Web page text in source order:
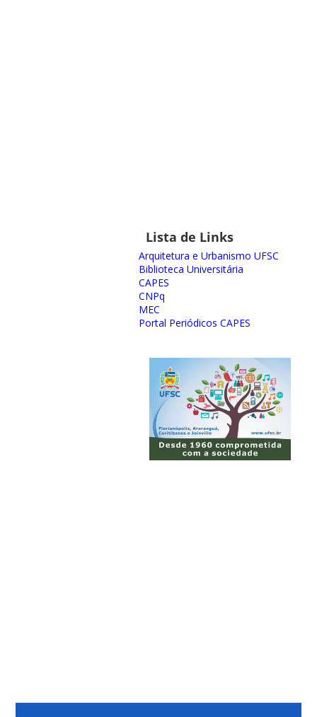
Lista de Links
Arquitetura e Urbanismo UFSC
Biblioteca Universitária
CAPES
CNPq
MEC
Portal Periódicos CAPES